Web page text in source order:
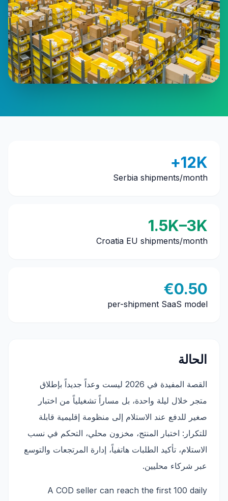
12K+
Serbia shipments/month
1.5K–3K
Croatia EU shipments/month
€0.50
per-shipment SaaS model
الحالة
القصة المفيدة في 2026 ليست وعداً جديداً بإطلاق
متجر خلال ليلة واحدة، بل مساراً تشغيلياً من اختبار
صغير للدفع عند الاستلام إلى منظومة إقليمية قابلة
للتكرار: اختبار المنتج، مخزون محلي، التحكم في نسب
الاستلام، تأكيد الطلبات هاتفياً، إدارة المرتجعات والتوسع
عبر شركاء محليين.
A COD seller can reach the first 100 daily